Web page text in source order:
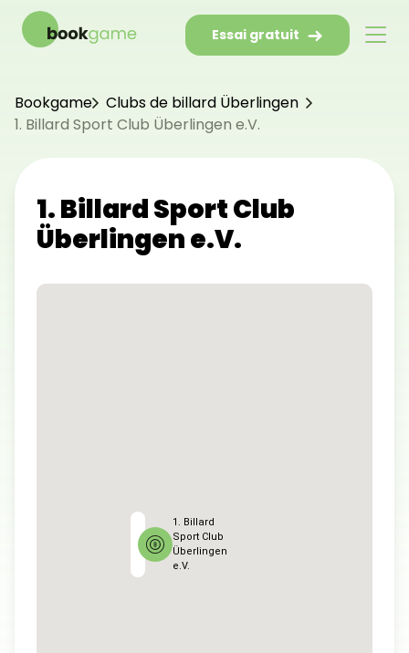
Essai gratuit
Bookgame
Clubs de billard Überlingen
1. Billard Sport Club Überlingen e.V.
1. Billard Sport Club
Überlingen e.V.
1. Billard
Sport Club
Überlingen
e.V.